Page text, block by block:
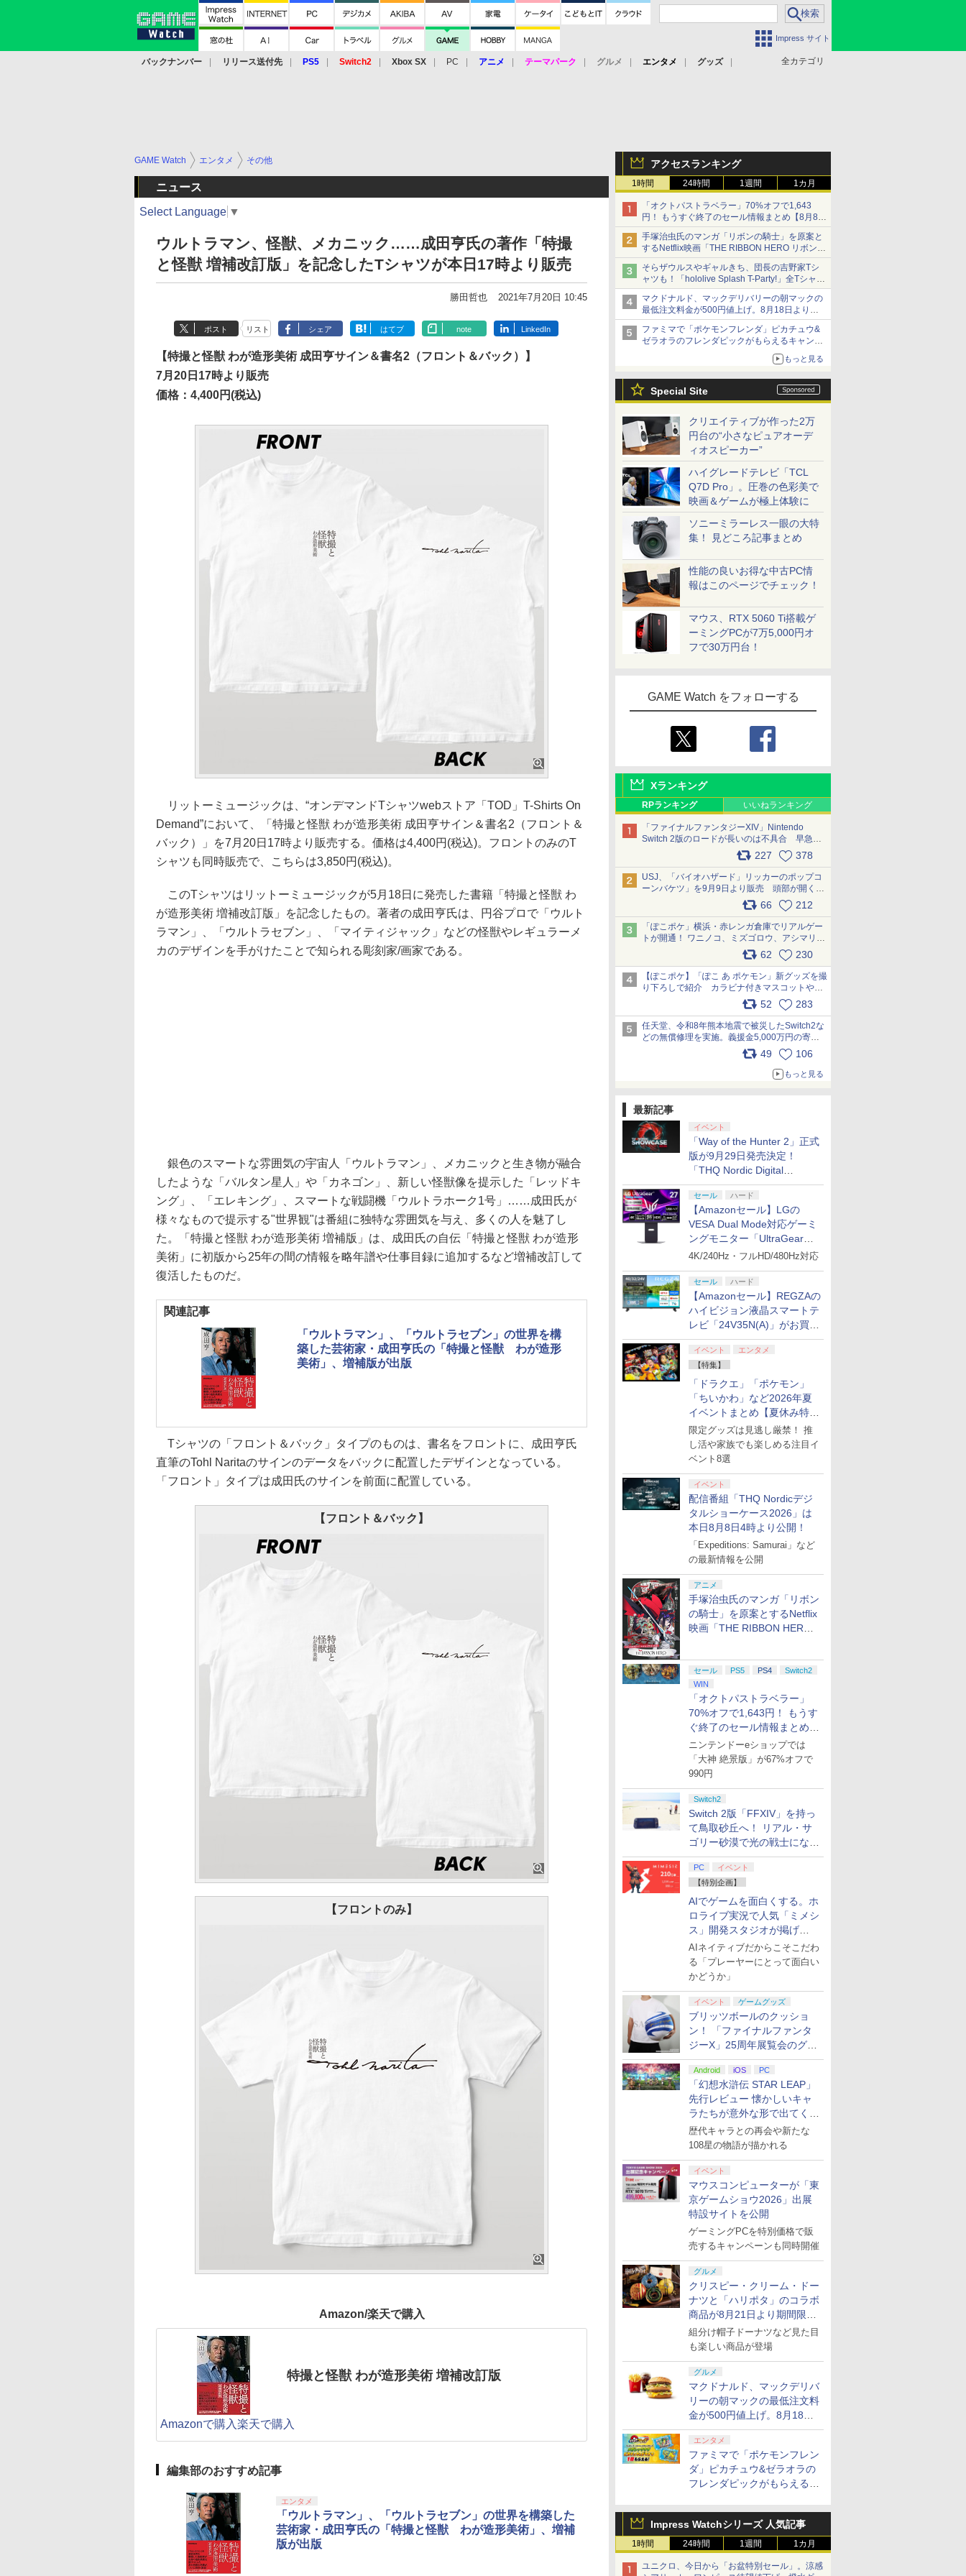
Impress サイト
全カテゴリ
バックナンバー リリース送付先 PS5 Switch2 Xbox SX PC アニメ テーマパーク グルメ エンタメ
グッズ
アクセスランキング
1時間 24時間 1週間 1カ月
「オクトパストラベラー」70%オフで1,643
円！ もうすぐ終了のセール情報まとめ【8月8日
更新】
ニンテンドーeショップでは「大神 絶景版」が
67%オフで990円
手塚治虫氏のマンガ「リボンの騎士」を原案と
するNetflix映画「THE RIBBON HERO リボンヒ
ーロー」本日配信開始
そらザウルスやギャルきち、団長の吉野家Tシ
ャツも！「hololive Splash T-Party!」全Tシャツ
ラインナップ公開＆オンライン販売開始
マクドナルド、マックデリバリーの朝マックの
最低注文料金が500円値上げ。8月18日より
1,500円から受付
ファミマで「ポケモンフレンダ」ピカチュウ&
ゼラオラのフレンダピックがもらえるキャンペ
もっと見る
Special Site
クリエイティブが作った2万
円台の“小さなピュアオーデ
ィオスピーカー”
ハイグレードテレビ「TCL
Q7D Pro」。圧巻の色彩美で
映画＆ゲームが極上体験に
ソニーミラーレス一眼の大特
集！ 見どころ記事まとめ
性能の良いお得な中古PC情
報はこのページでチェック！
マウス、RTX 5060 Ti搭載ゲ
ーミングPCが7万5,000円オ
フで30万円台！
GAME Watch をフォローする
Xランキング
RPランキング いいねランキング
「ファイナルファンタジーXIV」Nintendo
Switch 2版のロードが長いのは不具合 早急に
アップデートできるよう対応中227 378
USJ、「バイオハザード」リッカーのポップコ
ーンバケツ」を9月9日より販売 頭部が開く仕
組み。味は恐怖を堪のう「味噌フレーバー」
66 212
「ぽこポケ」横浜・赤レンガ倉庫でリアルゲー
トが開通！ ワニノコ、ミズゴロウ、アシマリ登
場シーンをレポート pic.x.com/LDgEByVl6D
62 230
【ぽこポケ】「ぽこ あ ポケモン」新グッズを撮
り下ろしで紹介 カラビナ付きマスコットやス
52 283
任天堂、令和8年熊本地震で被災したSwitch2な
どの無償修理を実施。義援金5,000万円の寄付
も発表 pic.x.com/BAYsMfUfUC
49 106
もっと見る
最新記事
イベント
「Way of the Hunter 2」正式
版が9月29日発売決定！
「THQ Nordic Digital
Showcase 2026」まとめ
セール ハード
【Amazonセール】LGの
VESA Dual Mode対応ゲーミ
ングモニター「UltraGear
27G850A-B」がお買い得！
4K/240Hz・フルHD/480Hz対応
セール ハード
【Amazonセール】REGZAの
ハイビジョン液晶スマートテ
レビ「24V35N(A)」がお買い
得！
イベント
エンタメ
【特集】
「ドラクエ」「ポケモン」
「ちいかわ」など2026年夏
イベントまとめ【夏休み特
集】
限定グッズは見逃し厳禁！ 推
し活や家族でも楽しめる注目イ
ベント8選
イベント
配信番組「THQ Nordicデジ
タルショーケース2026」は
本日8月8日4時より公開！
「Expeditions: Samurai」など
の最新情報を公開
アニメ
手塚治虫氏のマンガ「リボン
の騎士」を原案とするNetflix
映画「THE RIBBON HERO
セール PS5 PS4
Switch2
WIN
「オクトパストラベラー」
70%オフで1,643円！ もうす
ぐ終了のセール情報まとめ
【8月8日更新】
ニンテンドーeショップでは
「大神 絶景版」が67%オフで
990円
Switch2
Switch 2版「FFXIV」を持っ
て鳥取砂丘へ！ リアル・サ
ゴリー砂漠で光の戦士になっ
てみた
PC
イベント
【特別企画】
AIでゲームを面白くする。ホ
ロライブ実況で人気「ミメシ
ス」開発スタジオが掲げ
る“AI活用の信念”とは？【講
演レポート】
AIネイティブだからこそこだわ
る「プレーヤーにとって面白い
かどうか」
イベント ゲームグッズ
ブリッツボールのクッショ
ン！ 「ファイナルファンタ
ジーX」25周年展覧会のグッ
ズ情報が公開
Android iOS PC
「幻想水滸伝 STAR LEAP」
先行レビュー 懐かしいキャ
ラたちが意外な形で出てくる
シリーズ完全新作！
歴代キャラとの再会や新たな
108星の物語が描かれる
イベント
マウスコンピューターが「東
京ゲームショウ2026」出展
特設サイトを公開
ゲーミングPCを特別価格で販
売するキャンペーンも同時開催
グルメ
クリスピー・クリーム・ドー
ナツと「ハリポタ」のコラボ
商品が8月21日より期間限定
で発売
組分け帽子ドーナツなど見た目
も楽しい商品が登場
グルメ
マクドナルド、マックデリバ
リーの朝マックの最低注文料
金が500円値上げ。8月18日
より1,500円から受付
エンタメ
ファミマで「ポケモンフレン
ダ」ピカチュウ&ゼラオラの
フレンダピックがもらえるキ
Impress Watchシリーズ 人気記事
1時間 24時間 1週間 1カ月
ユニクロ、今日から「お盆特別セール」。涼感
GAME Watch エンタメ その他
ニュース
Select Language ▼
ウルトラマン、怪獣、メカニック……成田亨氏の著作「特撮
と怪獣 増補改訂版」を記念したTシャツが本日17時より販売
勝田哲也 2021年7月20日 10:45
ポスト リスト シェア はてブ note LinkedIn
【特撮と怪獣 わが造形美術 成田亨サイン＆書名2（フロント＆バック）】
7月20日17時より販売
価格：4,400円(税込)
リットーミュージックは、“オンデマンドTシャツwebストア「TOD」T-Shirts On
Demand”において、「特撮と怪獣 わが造形美術 成田亨サイン＆書名2（フロント＆
バック）」を7月20日17時より販売する。価格は4,400円(税込)。フロントのみのT
シャツも同時販売で、こちらは3,850円(税込)。
このTシャツはリットーミュージックが5月18日に発売した書籍「特撮と怪獣 わ
が造形美術 増補改訂版」を記念したもの。著者の成田亨氏は、円谷プロで「ウルト
ラマン」、「ウルトラセブン」、「マイティジャック」などの怪獣やレギュラーメ
カのデザインを手がけたことで知られる彫刻家/画家である。
銀色のスマートな雰囲気の宇宙人「ウルトラマン」、メカニックと生き物が融合
したような「バルタン星人」や「カネゴン」、新しい怪獣像を提示した「レッドキ
ング」、「エレキング」、スマートな戦闘機「ウルトラホーク1号」……成田氏が
様々なもので提示する"世界観"は番組に独特な雰囲気を与え、多くの人を魅了し
た。「特撮と怪獣 わが造形美術 増補版」は、成田氏の自伝「特撮と怪獣 わが造形
美術」に初版から25年の間の情報を略年譜や仕事目録に追加するなど増補改訂して
復活したものだ。
関連記事
「ウルトラマン」、「ウルトラセブン」の世界を構
築した芸術家・成田亨氏の「特撮と怪獣 わが造形
美術」、増補版が出版
Tシャツの「フロント＆バック」タイプのものは、書名をフロントに、成田亨氏
直筆のTohl Naritaのサインのデータをバックに配置したデザインとなっている。
「フロント」タイプは成田氏のサインを前面に配置している。
【フロント＆バック】
【フロントのみ】
Amazon/楽天で購入
特撮と怪獣 わが造形美術 増補改訂版
Amazonで購入楽天で購入
編集部のおすすめ記事
エンタメ
「ウルトラマン」、「ウルトラセブン」の世界を構築した
芸術家・成田亨氏の「特撮と怪獣 わが造形美術」、増補
版が出版